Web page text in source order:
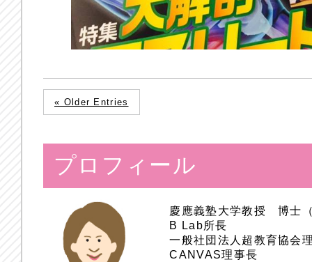
« Older Entries
プロフィール
慶應義塾大学教授 博士
B Lab所長
一般社団法人超教育協会
CANVAS理事長